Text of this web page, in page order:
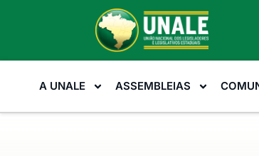
A UNALE ASSEMBLEIAS